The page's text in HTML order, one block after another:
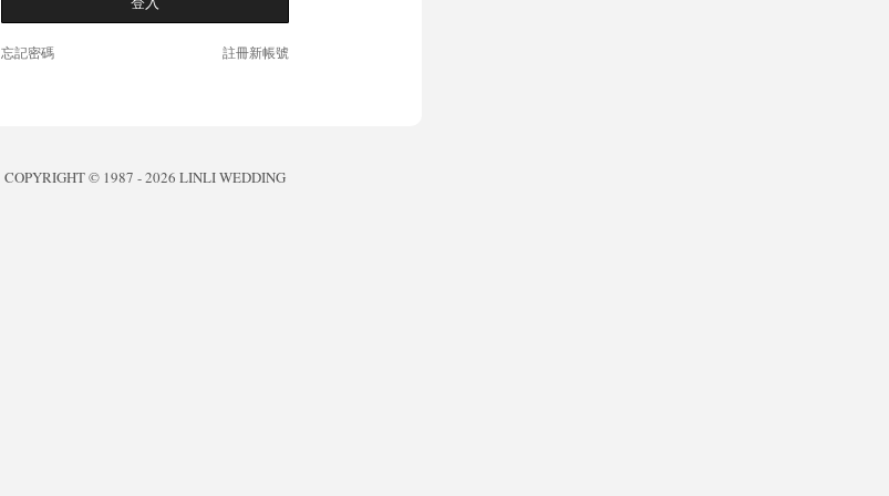
忘記密碼 註冊新帳號
COPYRIGHT © 1987 - 2026 LINLI WEDDING